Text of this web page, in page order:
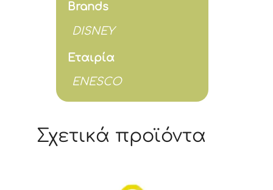
Brands
DISNEY
Εταιρία
ENESCO
Σχετικά προϊόντα